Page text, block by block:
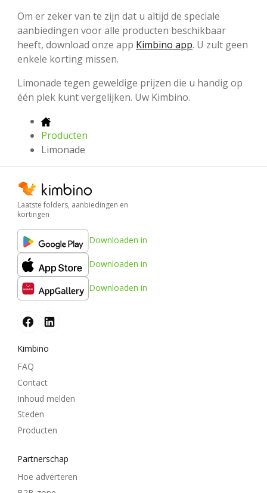
Om er zeker van te zijn dat u altijd de speciale
aanbiedingen voor alle producten beschikbaar
heeft, download onze app Kimbino app. U zult geen
enkele korting missen.
Limonade tegen geweldige prijzen die u handig op
één plek kunt vergelijken. Uw Kimbino.
Producten
Limonade
Laatste folders, aanbiedingen en
kortingen
Downloaden in
Downloaden in
Downloaden in
Kimbino
FAQ
Contact
Inhoud melden
Steden
Producten
Partnerschap
Hoe adverteren